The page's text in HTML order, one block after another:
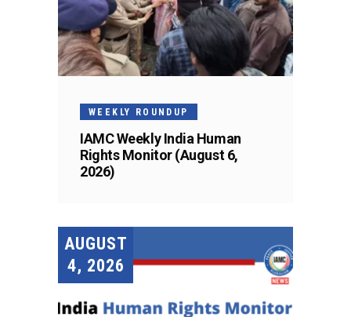
WEEKLY ROUNDUP
IAMC Weekly India Human
Rights Monitor (August 6,
2026)
AUGUST
4, 2026